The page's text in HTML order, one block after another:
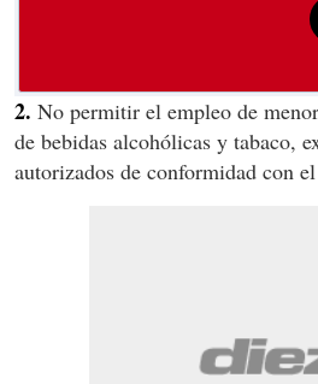
2. No permitir el empleo de
de bebidas alcohólicas y tabaco,
autorizados de conformidad con